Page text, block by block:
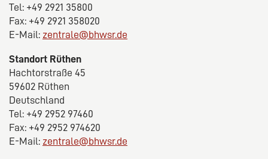
Tel: +49 2921 35800
Fax: +49 2921 358020
E-Mail: zentrale@bhwsr.de
Standort Rüthen
Hachtorstraße 45
59602 Rüthen
Deutschland
Tel: +49 2952 97460
Fax: +49 2952 974620
E-Mail: zentrale@bhwsr.de